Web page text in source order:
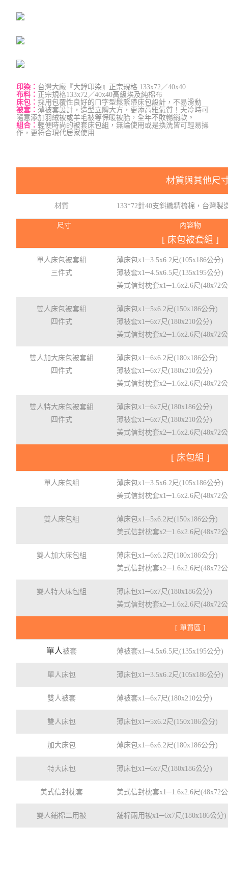
印染： 台灣大廠『大鐘印染』正宗規格 133x72／40x40
布料： 正宗規格133x72／40x40高級埃及純棉布
床包：採用包覆性良好的ㄇ字型鬆緊帶床包設計，不易滑動
被套： 薄被套設計，造型立體大方，更添高雅氣質！天冷時可
隨意添加羽絨被或羊毛被等保暖被胎，全年不敗暢銷款。
組合：輕便時尚的被套床包組，無論使用或是換洗皆可輕易操
作，更符合現代居家使用
材質與其他尺
材質 133*72針40支斜織精梳棉，台灣製
尺寸 內容物
[ 床包被套組 ]
單人床包被套組
三件式
薄床包x1─3.5x6.2尺(105x186公分)
薄被套x1─4.5x6.5尺(135x195公分)
美式信封枕套x1─1.6x2.6尺(48x72
雙人床包被套組
四件式
薄床包x1─5x6.2尺(150x186公分)
薄被套x1─6x7尺(180x210公分)
美式信封枕套x2─1.6x2.6尺(48x72
雙人加大床包被套組
四件式
薄床包x1─6x6.2尺(180x186公分)
薄被套x1─6x7尺(180x210公分)
美式信封枕套x2─1.6x2.6尺(48x72
雙人特大床包被套組
四件式
薄床包x1─6x7尺(180x186公分)
薄被套x1─6x7尺(180x210公分)
美式信封枕套x2─1.6x2.6尺(48x72
[ 床包組 ]
單人床包組
薄床包x1─3.5x6.2尺(105x186公分)
美式信封枕套x1─1.6x2.6尺(48x72
雙人床包組
薄床包x1─5x6.2尺(150x186公分)
美式信封枕套x2─1.6x2.6尺(48x72
雙人加大床包組
薄床包x1─6x6.2尺(180x186公分)
美式信封枕套x2─1.6x2.6尺(48x72
雙人特大床包組
薄床包x1─6x7尺(180x186公分)
美式信封枕套x2─1.6x2.6尺(48x72
[ 單買區 ]
單人被套 薄被套x1─4.5x6.5尺(135x195公分)
單人床包 薄床包x1─3.5x6.2尺(105x186公分)
雙人被套 薄被套x1─6x7尺(180x210公分)
雙人床包 薄床包x1─5x6.2尺(150x186公分)
加大床包 薄床包x1─6x6.2尺(180x186公分)
特大床包 薄床包x1─6x7尺(180x186公分)
美式信封枕套 美式信封枕套x1─1.6x2.6尺(48x72
雙人鋪棉二用被 舖棉兩用被x1─6x7尺(180x186公分)